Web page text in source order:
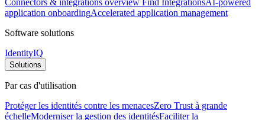
application onboardingAccelerated application management
Software solutions
IdentityIQ
Solutions
Par cas d'utilisation
Protéger les identités contre les menacesZero Trust à grande
échelleModerniser la gestion des identitésFaciliter la